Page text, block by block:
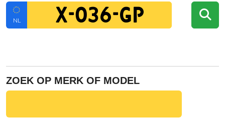
NL
ZOEK OP MERK OF MODEL